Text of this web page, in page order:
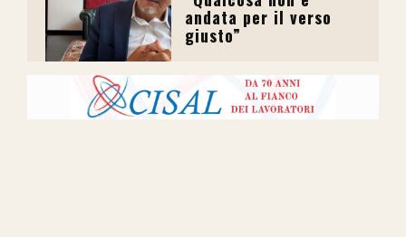
andata per il verso
giusto”